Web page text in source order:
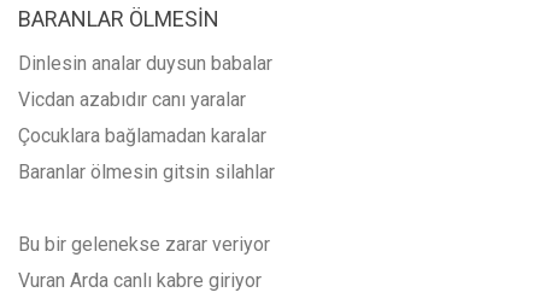
BARANLAR ÖLMESİN
Dinlesin analar duysun babalar
Vicdan azabıdır canı yaralar
Çocuklara bağlamadan karalar
Baranlar ölmesin gitsin silahlar
Bu bir gelenekse zarar veriyor
Vuran Arda canlı kabre giriyor